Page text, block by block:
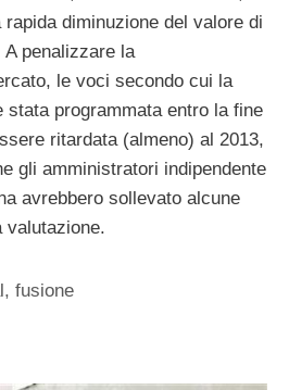
diminuzione del valore di
penalizzare la
le voci secondo cui la
stata programmata entro la fine
ritardata (almeno) al 2013,
gli amministratori indipendente
avrebbero sollevato alcune
valutazione.
,fusione